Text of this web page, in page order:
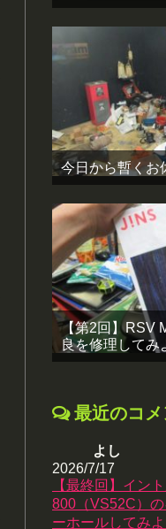
今日から暫くお
【第2回】RSV
良を修理してみ
最近のコメ
よし
2026/7/17
【最終回】イン
800（VS52C）
ーホールしてみよ